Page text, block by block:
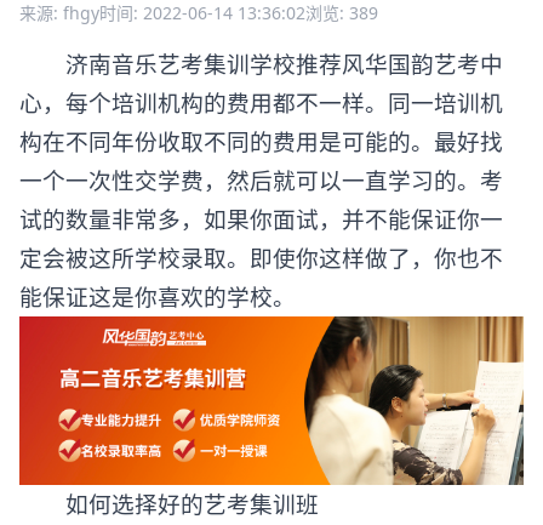
来源: fhgy时间: 2022-06-14 13:36:02浏览: 389
济南音乐艺考集训学校推荐风华国韵艺考中
心，每个培训机构的费用都不一样。同一培训机
构在不同年份收取不同的费用是可能的。最好找
一个一次性交学费，然后就可以一直学习的。考
试的数量非常多，如果你面试，并不能保证你一
定会被这所学校录取。即使你这样做了，你也不
能保证这是你喜欢的学校。
如何选择好的艺考集训班